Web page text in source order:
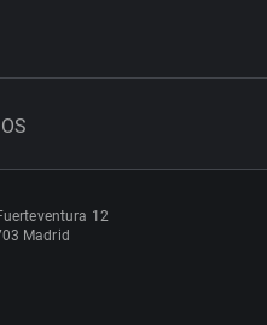
12
Madrid